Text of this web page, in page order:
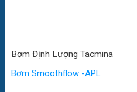
Bơm Định Lượng Tacmina
Bơm Smoothflow -APL